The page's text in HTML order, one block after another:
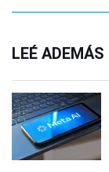
LEÉ ADEMÁS